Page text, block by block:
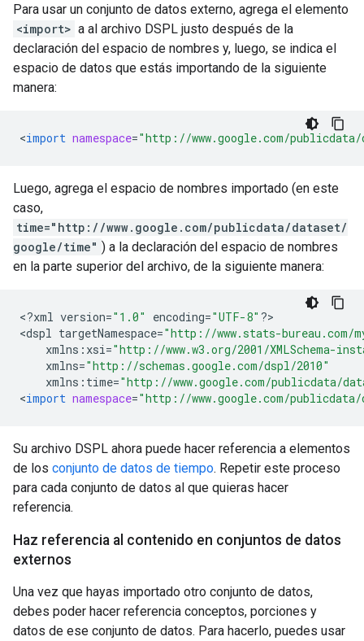
Para usar un conjunto de datos externo, agrega el elemento
<import> a al archivo DSPL justo después de la
declaración del espacio de nombres y, luego, se indica el
espacio de datos que estás importando de la siguiente
manera:
<import namespace="http://www.google.com/
Luego, agrega el espacio de nombres importado (en este
caso,
time="http://www.google.com/publicdata/dataset/
google/time" ) a la declaración del espacio de nombres
en la parte superior del archivo, de la siguiente manera:
<?xml version="1.0" encoding="UTF-8" ?>
<dspl targetNamespace="http://www.stats-bureau.com/
xmlns : xsi="http://www.w3.org/2001/XMLSchema-
xmlns="http://schemas.google.com/dspl/2010"
xmlns : time="http://www.google.com/publicdata/
<import namespace="http://www.google.com/
Su archivo DSPL ahora puede hacer referencia a elementos
de los conjunto de datos de tiempo. Repetir este proceso
para cada conjunto de datos al que quieras hacer
referencia.
Haz referencia al contenido en conjuntos de datos
externos
Una vez que hayas importado otro conjunto de datos,
debes poder hacer referencia conceptos, porciones y
datos de ese conjunto de datos. Para hacerlo, puedes usar